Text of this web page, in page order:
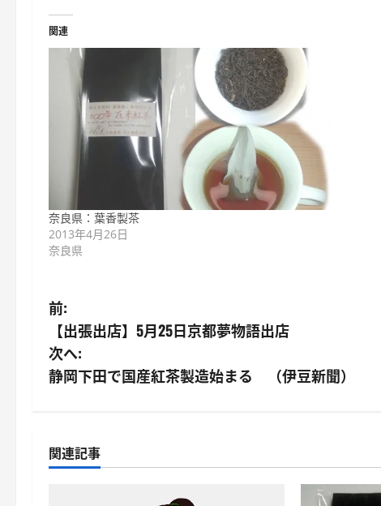
関連
奈良県：葉香製茶
2013年4月26日
奈良県
投
稿
ナ
ゲ
前:
【出張出店】5月25日京都夢物語出店
次へ:
静岡下田で国産紅茶製造始まる （伊豆新聞）
関連記事